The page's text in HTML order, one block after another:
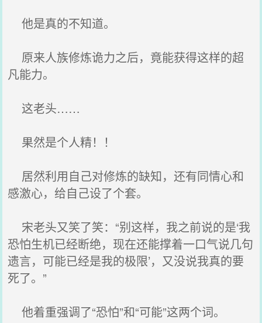
他是真的不知道。
原来人族修炼诡力之后，竟能获得这样的超
凡能力。
这老头……
果然是个人精！！
居然利用自己对修炼的缺知，还有同情心和
感激心，给自己设了个套。
宋老头又笑了笑：“别这样，我之前说的是‘我
恐怕生机已经断绝，现在还能撑着一口气说几句
遗言，可能已经是我的极限’，又没说我真的要
死了。”
他着重强调了“恐怕”和“可能”这两个词。